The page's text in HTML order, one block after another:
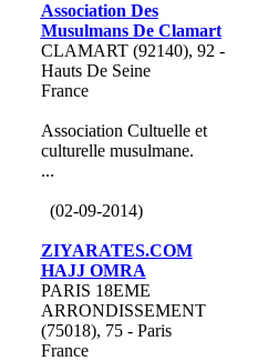
Association Des
Musulmans De Clamart
CLAMART (92140), 92 -
Hauts De Seine
France
Association Cultuelle et
culturelle musulmane.
...
(02-09-2014)
ZIYARATES.COM
HAJJ OMRA
PARIS 18EME
ARRONDISSEMENT
(75018), 75 - Paris
France